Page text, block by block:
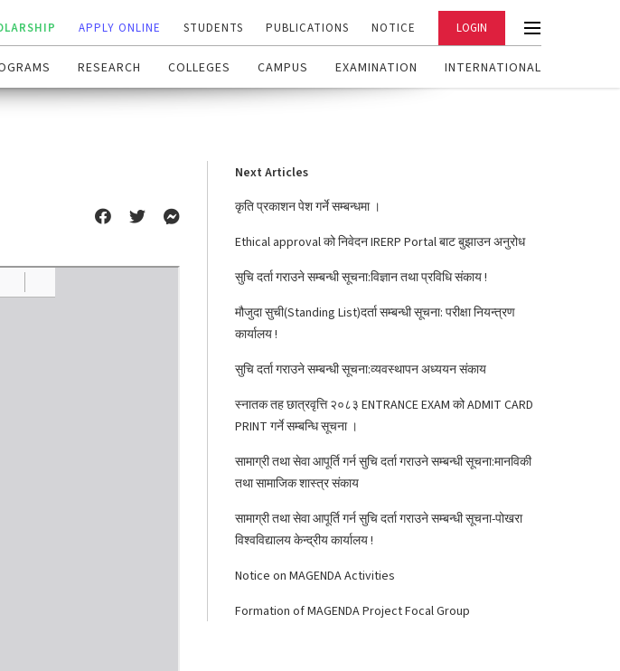
APPLY ONLINE STUDENTS PUBLICATIONS NOTICE LOGIN
RESEARCH COLLEGES CAMPUS EXAMINATION INTERNATIONAL
Next Articles
कृति प्रकाशन पेश गर्ने सम्बन्धमा ।
Ethical approval को निवेदन IRERP Portal बाट बुझाउन अनुरोध
सुचि दर्ता गराउने सम्बन्धी सूचना:विज्ञान तथा प्रविधि संकाय !
मौजुदा सुची(Standing List)दर्ता सम्बन्धी सूचना: परीक्षा नियन्त्रण
कार्यालय !
सुचि दर्ता गराउने सम्बन्धी सूचना:व्यवस्थापन अध्ययन संकाय
स्नातक तह छात्रवृत्ति २०८३ ENTRANCE EXAM को ADMIT CARD
PRINT गर्ने सम्बन्धि सूचना ।
सामाग्री तथा सेवा आपूर्ति गर्न सुचि दर्ता गराउने सम्बन्धी सूचना:मानविकी
तथा सामाजिक शास्त्र संकाय
सामाग्री तथा सेवा आपूर्ति गर्न सुचि दर्ता गराउने सम्बन्धी सूचना-पोखरा
विश्वविद्यालय केन्द्रीय कार्यालय !
Notice on MAGENDA Activities
Formation of MAGENDA Project Focal Group